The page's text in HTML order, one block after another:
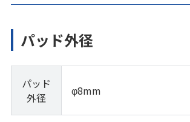
パッド外径
パッド
外径
φ8mm